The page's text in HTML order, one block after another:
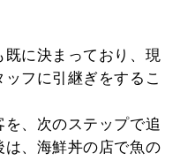
に決まっており、現
フに引継ぎをするこ
、次のステップで追
、海鮮丼の店で魚の